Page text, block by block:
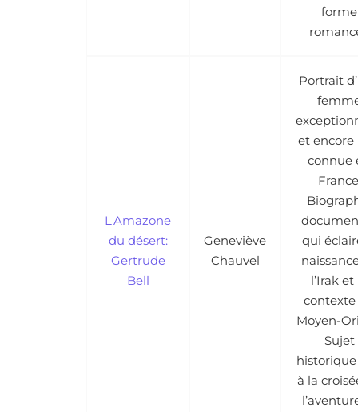
forme
L'Amazone
du désert:
Gertrude
Bell
Geneviève
Chauvel
Portrait
et encore
connue
qui
l’Irak et
Moyen-
Sujet
à la